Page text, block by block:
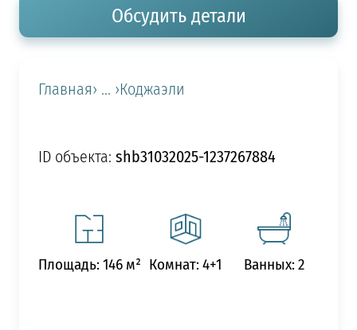
Обсудить детали
Главная› ... ›Коджаэли
ID объекта: shb31032025-1237267884
Площадь: 146 м² Комнат: 4+1 Ванных: 2